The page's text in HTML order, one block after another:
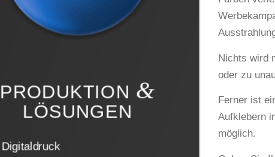
PRODUKTION &
LÖSUNGEN
Digitaldruck
Nichts wird
oder zu
Ferner ist
Aufklebern
möglich.